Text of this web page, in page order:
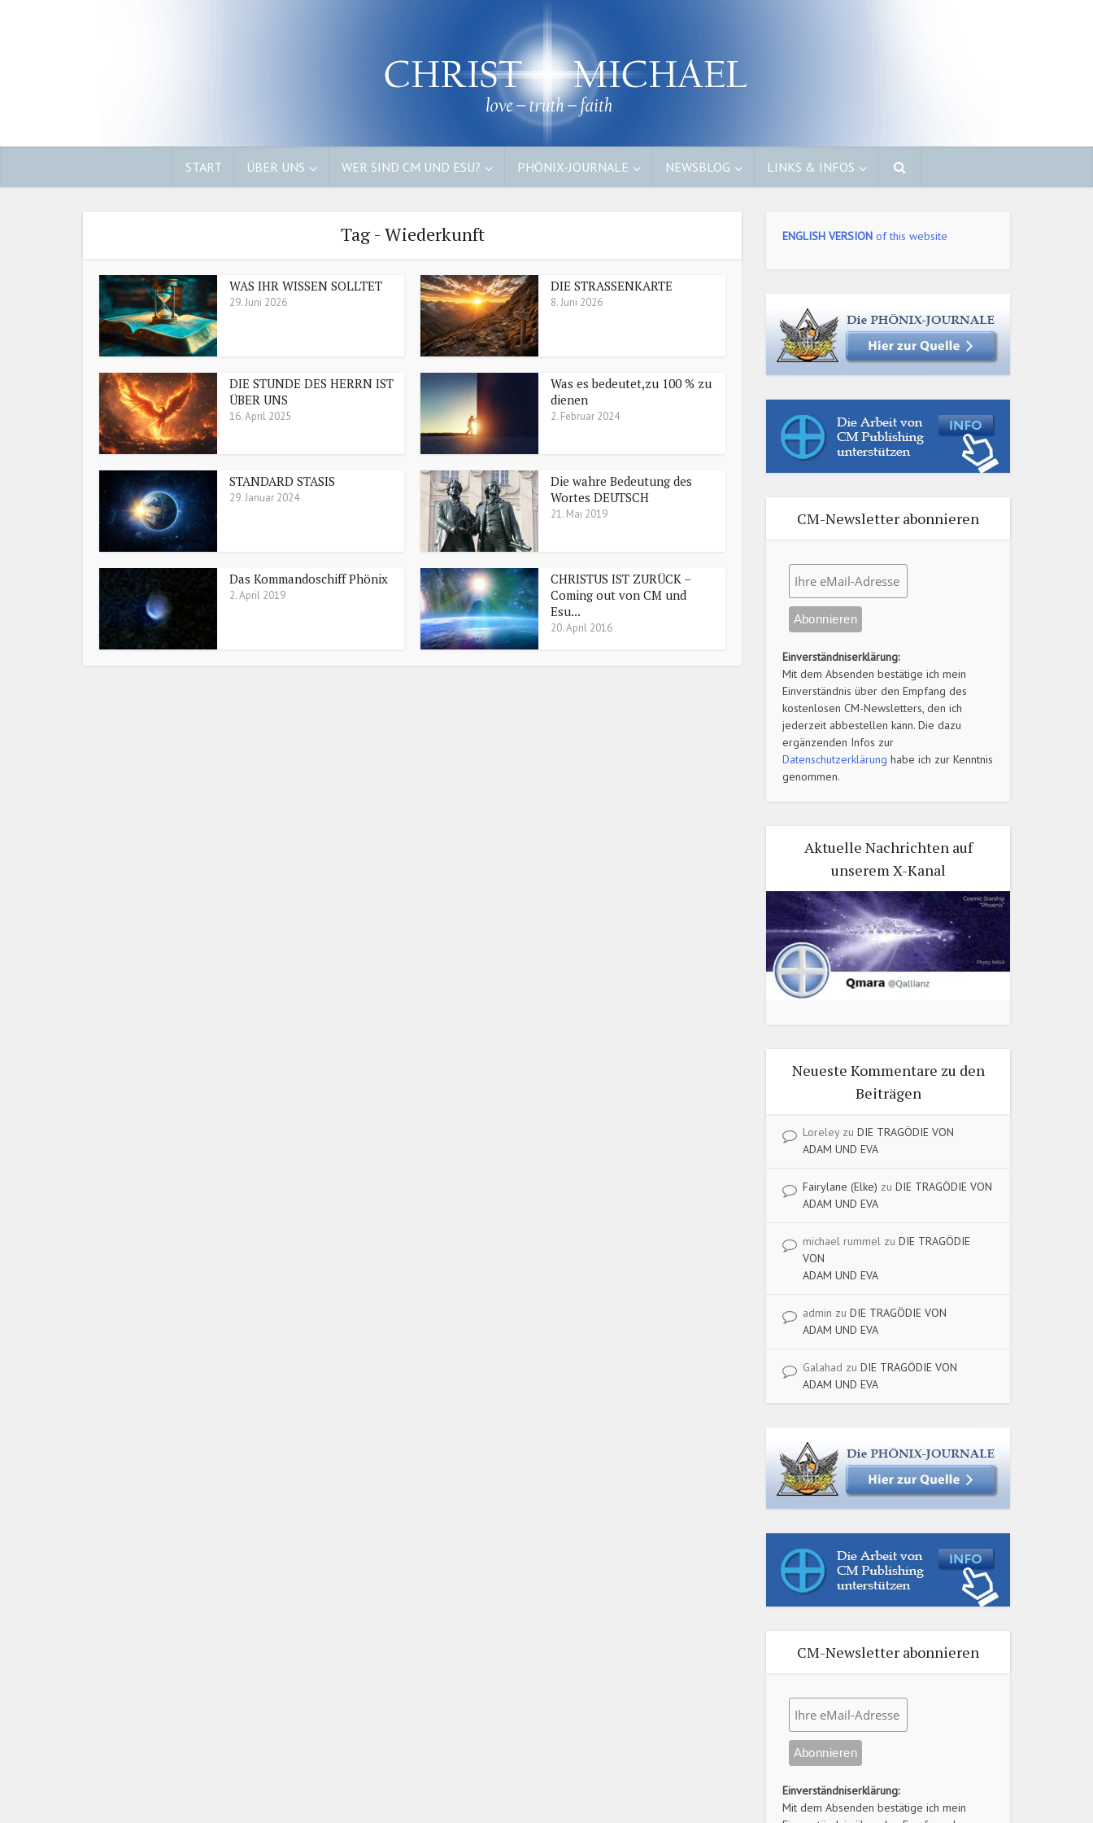
START ÜBER UNS WER SIND CM UND ESU? PHÖNIX-JOURNALE NEWSBLOG LINKS & INFOS
Tag - Wiederkunft
WAS IHR WISSEN SOLLTET
29. Juni 2026
DIE STRASSENKARTE
8. Juni 2026
DIE STUNDE DES HERRN IST
ÜBER UNS
16. April 2025
Was es bedeutet,zu 100 % zu
dienen
2. Februar 2024
STANDARD STASIS
29. Januar 2024
Die wahre Bedeutung des
Wortes DEUTSCH
21. Mai 2019
Das Kommandoschiff Phönix
2. April 2019
CHRISTUS IST ZURÜCK –
Coming out von CM und
Esu...
20. April 2016
ENGLISH VERSION of this website
CM-Newsletter abonnieren
Einverständniserklärung:
Mit dem Absenden bestätige ich mein
Einverständnis über den Empfang des
kostenlosen CM-Newsletters, den ich
jederzeit abbestellen kann. Die dazu
ergänzenden Infos zur
Datenschutzerklärung habe ich zur Kenntnis
genommen.
Aktuelle Nachrichten auf
unserem X-Kanal
Neueste Kommentare zu den
Beiträgen
Loreleyzu DIE TRAGÖDIE VON
ADAM UND EVA
Fairylane (Elke) zu DIE TRAGÖDIE VON
ADAM UND EVA
michael rummel zu DIE TRAGÖDIE
VON
ADAM UND EVA
admin zu DIE TRAGÖDIE VON
ADAM UND EVA
Galahad zu DIE TRAGÖDIE VON
ADAM UND EVA
CM-Newsletter abonnieren
Einverständniserklärung:
Mit dem Absenden bestätige ich mein